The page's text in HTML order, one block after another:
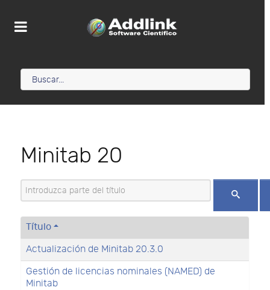
Minitab 20
Introduzca parte del título
Título
Actualización de Minitab 20.3.0
Gestión de licencias nominales (NAMED) de
Minitab